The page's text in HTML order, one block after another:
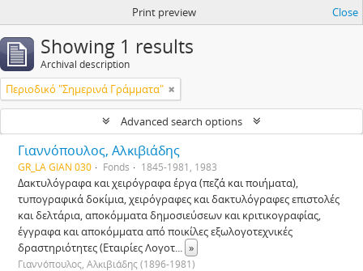
Print preview Close
Showing 1 results
Archival description
Περιοδικό "Σημερινά Γράμματα"
Advanced search options
Γιαννόπουλος, Αλκιβιάδης
GR_LA GIAN 030 Fonds 1845-1981, 1983
Δακτυλόγραφα και χειρόγραφα έργα (πεζά και ποιήματα),
τυπογραφικά δοκίμια, χειρόγραφες και δακτυλόγραφες επιστολές
και δελτάρια, αποκόμματα δημοσιεύσεων και κριτικογραφίας,
έγγραφα και αποκόμματα από ποικίλες εξωλογοτεχνικές
δραστηριότητες (Εταιρίες Λογοτ... »
Γιαννόπουλος, Αλκιβιάδης (1896-1981)